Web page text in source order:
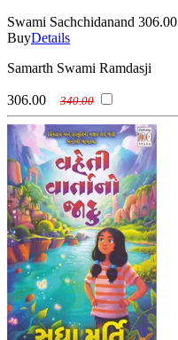
Swami Sachchidanand 306.00
BuyDetails
Samarth Swami Ramdasji
306.00 340.00